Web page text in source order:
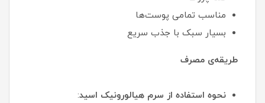
مناسب تمامی پوست‌ها
بسیار سبک با جذب سریع
طریقه‌ی مصرف
نحوه استفاده از سرم هیالورونیک اسید: